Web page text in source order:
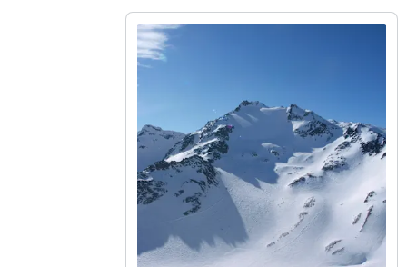
Hausbergen der Talorte sind
einmalig. Grund genug, euch mit
einigen Tourentipps zu versorgen.